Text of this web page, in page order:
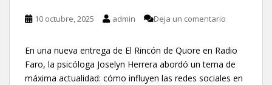
10 octubre, 2025 admin Deja un comentario
En una nueva entrega de El Rincón de Quore en Radio
Faro, la psicóloga Joselyn Herrera abordó un tema de
máxima actualidad: cómo influyen las redes sociales en